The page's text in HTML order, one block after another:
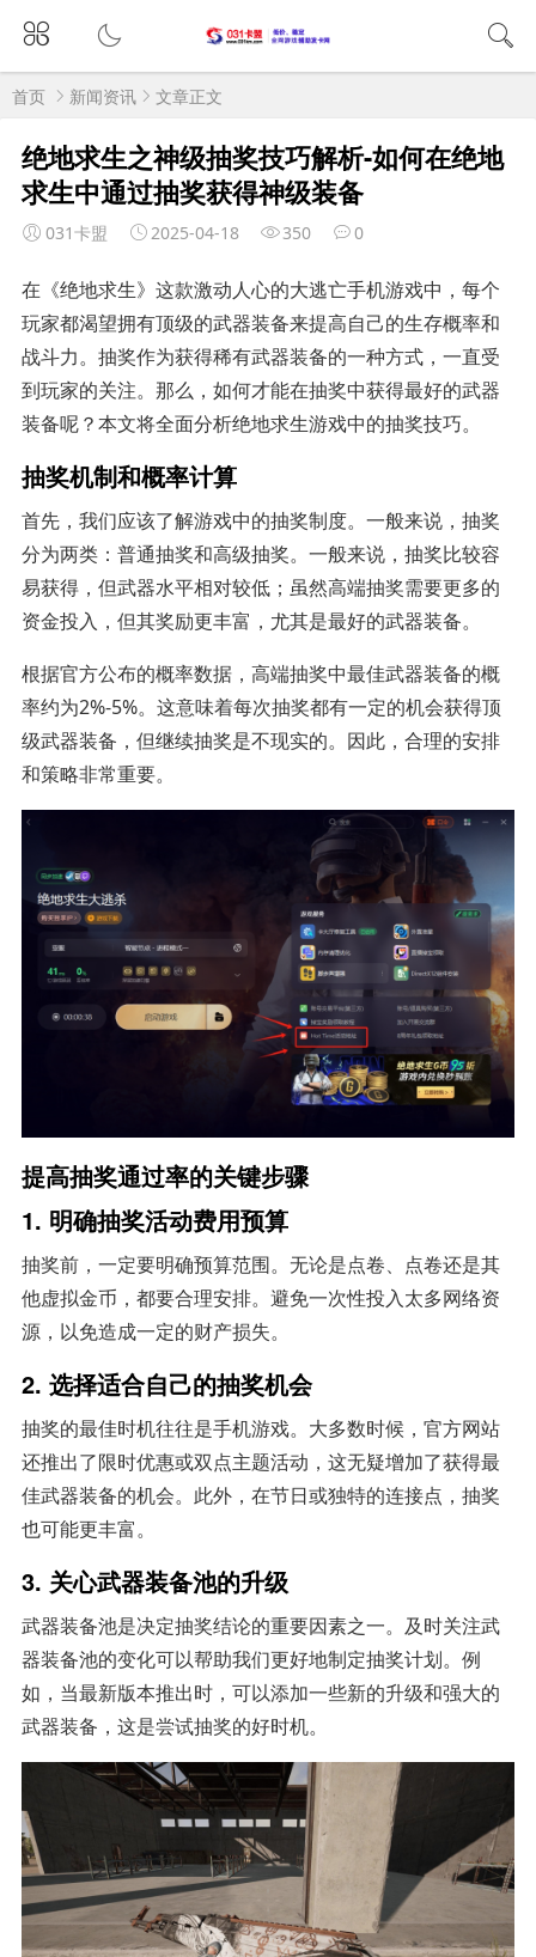
首页 新闻资讯 文章正文
绝地求生之神级抽奖技巧解析-如何在绝地
求生中通过抽奖获得神级装备
031卡盟 2025-04-18 350 0
在《绝地求生》这款激动人心的大逃亡手机游戏中，每个
玩家都渴望拥有顶级的武器装备来提高自己的生存概率和
战斗力。抽奖作为获得稀有武器装备的一种方式，一直受
到玩家的关注。那么，如何才能在抽奖中获得最好的武器
装备呢？本文将全面分析绝地求生游戏中的抽奖技巧。
抽奖机制和概率计算
首先，我们应该了解游戏中的抽奖制度。一般来说，抽奖
分为两类：普通抽奖和高级抽奖。一般来说，抽奖比较容
易获得，但武器水平相对较低；虽然高端抽奖需要更多的
资金投入，但其奖励更丰富，尤其是最好的武器装备。
根据官方公布的概率数据，高端抽奖中最佳武器装备的概
率约为2%-5%。这意味着每次抽奖都有一定的机会获得顶
级武器装备，但继续抽奖是不现实的。因此，合理的安排
和策略非常重要。
提高抽奖通过率的关键步骤
1. 明确抽奖活动费用预算
抽奖前，一定要明确预算范围。无论是点卷、点卷还是其
他虚拟金币，都要合理安排。避免一次性投入太多网络资
源，以免造成一定的财产损失。
2. 选择适合自己的抽奖机会
抽奖的最佳时机往往是手机游戏。大多数时候，官方网站
还推出了限时优惠或双点主题活动，这无疑增加了获得最
佳武器装备的机会。此外，在节日或独特的连接点，抽奖
也可能更丰富。
3. 关心武器装备池的升级
武器装备池是决定抽奖结论的重要因素之一。及时关注武
器装备池的变化可以帮助我们更好地制定抽奖计划。例
如，当最新版本推出时，可以添加一些新的升级和强大的
武器装备，这是尝试抽奖的好时机。